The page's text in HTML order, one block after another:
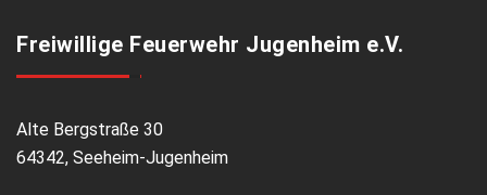
Freiwillige Feuerwehr Jugenheim e.V.
Alte Bergstraße 30
64342, Seeheim-Jugenheim